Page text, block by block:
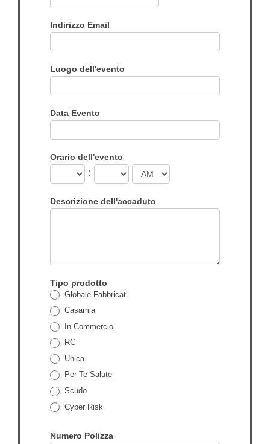
Indirizzo Email
Luogo dell'evento
Data Evento
Orario dell'evento
:
Descrizione dell'accaduto
Tipo prodotto
Globale Fabbricati
Casamia
In Commercio
RC
Unica
Per Te Salute
Scudo
Cyber Risk
Numero Polizza